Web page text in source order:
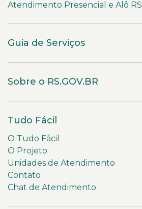
Atendimento Presencial e Alô RS
Guia de Serviços
Sobre o RS.GOV.BR
Tudo Fácil
O Tudo Fácil
O Projeto
Unidades de Atendimento
Contato
Chat de Atendimento